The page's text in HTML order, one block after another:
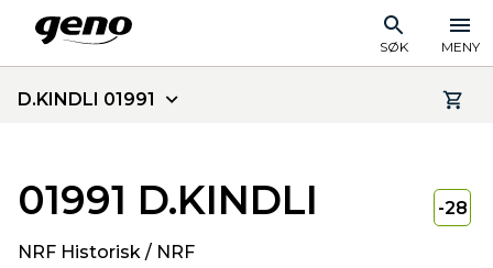
SØK MENY
D.KINDLI 01991
01991 D.KINDLI
NRF Historisk / NRF
-28